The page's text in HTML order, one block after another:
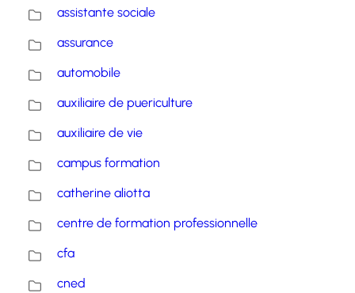
assistante sociale
assurance
automobile
auxiliaire de puericulture
auxiliaire de vie
campus formation
catherine aliotta
centre de formation professionnelle
cfa
cned